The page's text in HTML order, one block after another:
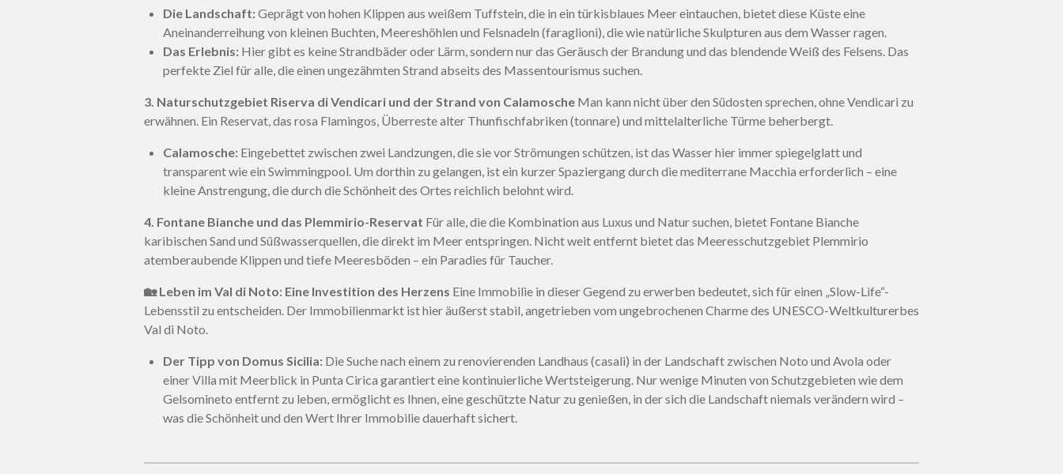
Die Landschaft:Geprägt von hohen Klippen aus weißem Tuffstein, die in ein türkisblaues Meer eintauchen, bietet diese Küste eine
Aneinanderreihung von kleinen Buchten, Meereshöhlen und Felsnadeln (faraglioni), die wie natürliche Skulpturen aus dem Wasser ragen.
Das Erlebnis: Hier gibt es keine Strandbäder oder Lärm, sondern nur das Geräusch der Brandung und das blendende Weiß des Felsens. Das
perfekte Ziel für alle, die einen ungezähmten Strand abseits des Massentourismus suchen.
3. Naturschutzgebiet Riserva di Vendicari und der Strand von Calamosche Man kann nicht über den Südosten sprechen, ohne Vendicari zu
erwähnen. Ein Reservat, das rosa Flamingos, Überreste alter Thunfischfabriken (tonnare) und mittelalterliche Türme beherbergt.
Calamosche: Eingebettet zwischen zwei Landzungen, die sie vor Strömungen schützen, ist das Wasser hier immer spiegelglatt und
transparent wie ein Swimmingpool. Um dorthin zu gelangen, ist ein kurzer Spaziergang durch die mediterrane Macchia erforderlich – eine
kleine Anstrengung, die durch die Schönheit des Ortes reichlich belohnt wird.
4. Fontane Bianche und das Plemmirio-Reservat Für alle, die die Kombination aus Luxus und Natur suchen, bietet Fontane Bianche
karibischen Sand und Süßwasserquellen, die direkt im Meer entspringen. Nicht weit entfernt bietet das Meeresschutzgebiet Plemmirio
atemberaubende Klippen und tiefe Meeresböden – ein Paradies für Taucher.
🏡 Leben im Val di Noto: Eine Investition des Herzens Eine Immobilie in dieser Gegend zu erwerben bedeutet, sich für einen „Slow-Life“-
Lebensstil zu entscheiden. Der Immobilienmarkt ist hier äußerst stabil, angetrieben vom ungebrochenen Charme des UNESCO-Weltkulturerbes
Val di Noto.
Der Tipp von Domus Sicilia: Die Suche nach einem zu renovierenden Landhaus (casali) in der Landschaft zwischen Noto und Avola oder
einer Villa mit Meerblick in Punta Cirica garantiert eine kontinuierliche Wertsteigerung. Nur wenige Minuten von Schutzgebieten wie dem
Gelsomineto entfernt zu leben, ermöglicht es Ihnen, eine geschützte Natur zu genießen, in der sich die Landschaft niemals verändern wird –
was die Schönheit und den Wert Ihrer Immobilie dauerhaft sichert.